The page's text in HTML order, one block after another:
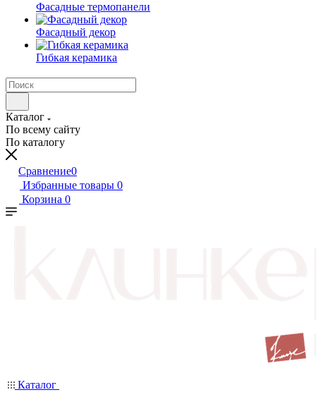
Фасадные термопанели
Фасадный декор
Гибкая керамика
Каталог
По всему сайту
По каталогу
Сравнение0
Избранные товары 0
Корзина 0
Каталог